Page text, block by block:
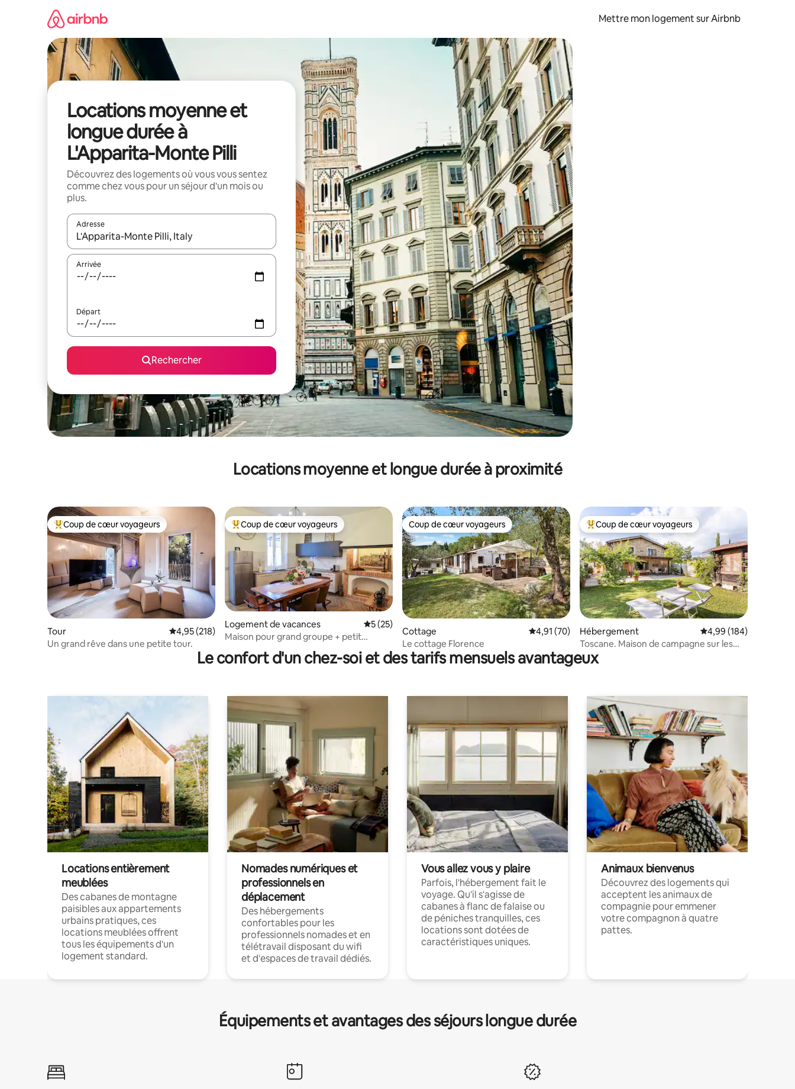
Mettre mon logement sur Airbnb
Locations moyenne et
longue durée à
L'Apparita-Monte Pilli
Découvrez des logements où vous vous sentez
comme chez vous pour un séjour d'un mois ou
plus.
Adresse
Lorsque les résultats s'affichent, utilisez les flèches vers le haut et vers le bas pour les parcourir ou en appuyant et en faisant glisser.
Arrivée
Départ
Rechercher
Locations moyenne et longue durée à proximité
Coups de cœur voyageurs les plus appréciés
Coup de cœur voyageurs
Tour Évaluation moyenne sur la base de 218 commentaires : 4,95 sur 5
4,95 (218)
Un grand rêve dans une petite tour.
Coups de cœur voyageurs les plus appréciés
Coup de cœur voyageurs
Logement de vacances Évaluation moyenne sur la base de 25 commentaires : 5 sur 5
5 (25)
Maison pour grand groupe + petit
Coup de cœur voyageurs
Coup de cœur voyageurs
Cottage Évaluation moyenne sur la base de 70 commentaires : 4,91 sur 5
4,91 (70)
Le cottage Florence
Coups de cœur voyageurs les plus appréciés
Coup de cœur voyageurs
Hébergement Évaluation moyenne
4,99 (184)
Toscane. Maison de campagne sur les
collines de Florence
Le confort d'un chez-soi et des tarifs mensuels avantageux
Locations entièrement
meublées
Des cabanes de montagne
paisibles aux appartements
urbains pratiques, ces
locations meublées offrent
tous les équipements d'un
logement standard.
Nomades numériques et
professionnels en
déplacement
Des hébergements
confortables pour les
professionnels nomades et en
télétravail disposant du wifi
et d'espaces de travail dédiés.
Vous allez vous y plaire
Parfois, l'hébergement fait le
voyage. Qu'il s'agisse de
cabanes à flanc de falaise ou
de péniches tranquilles, ces
locations sont dotées de
caractéristiques uniques.
Animaux bienvenus
Découvrez des logements qui
acceptent les animaux de
compagnie pour emmener
votre compagnon à quatre
pattes.
Équipements et avantages des séjours longue durée